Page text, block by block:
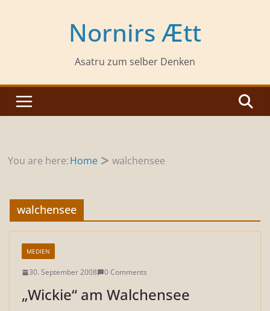
Nornirs Ætt
Asatru zum selber Denken
You are here:Home walchensee
walchensee
MEDIEN
30. September 2008 0 Comments
„Wickie“ am Walchensee